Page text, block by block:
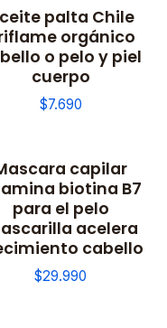
palta Chile
orgánico
o pelo y piel
cuerpo
$7.690
capilar
biotina B7
para el pelo
acelera
cabello
$29.990